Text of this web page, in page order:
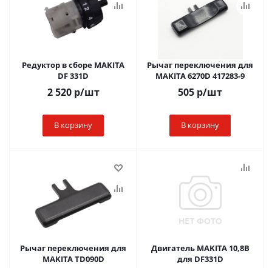
Редуктор в сборе MAKITA
DF 331D
2 520р/шт
В корзину
Рычаг переключения для
MAKITA 6270D 417283-9
505 р/шт
В корзину
Рычаг переключения для
MAKITA TD090D
Двигатель MAKITA 10,8B
для DF331D